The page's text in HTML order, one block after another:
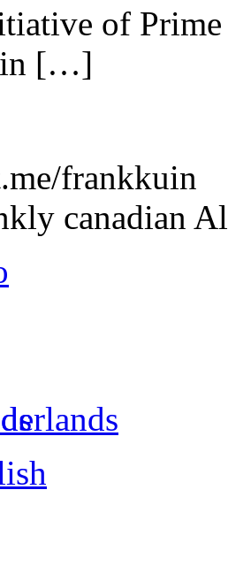
of Prime
in […]
frankkuin
canadian